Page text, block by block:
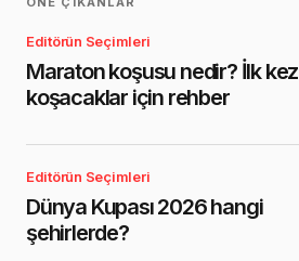
Editörün Seçimleri
Maraton koşusu nedir? İlk kez
koşacaklar için rehber
Editörün Seçimleri
Dünya Kupası 2026 hangi
şehirlerde?